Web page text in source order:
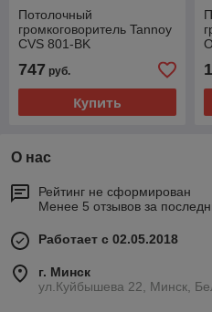
Потолочный
громкоговоритель Tannoy
CVS 801-BK
747 руб.
Купить
О нас
Рейтинг не сформирован
Менее 5 отзывов за
Работает с 02.05.2018
г. Минск
ул.Куйбышева 22, Минск,